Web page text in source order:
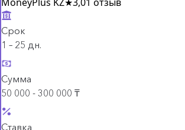
Срок
1 – 25 дн.
Сумма
50 000 - 300 000 ₸
Ставка